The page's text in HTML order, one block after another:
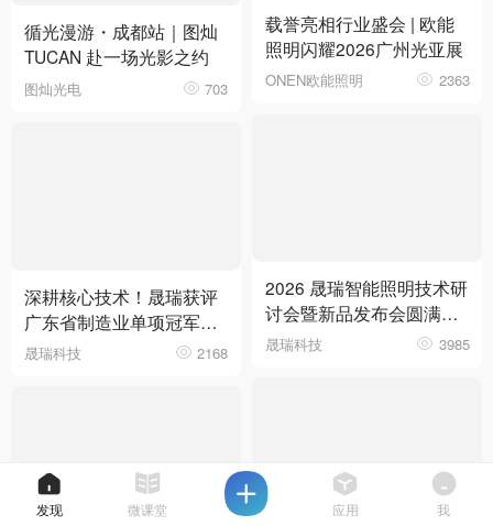
循光漫游・成都站｜图灿
TUCAN 赴一场光影之约
图灿光电 703
深耕核心技术！晟瑞获评
广东省制造业单项冠军企
业
晟瑞科技 2168
载誉亮相行业盛会 | 欧能
照明闪耀2026广州光亚展
ONEN欧能照明 2363
2026 晟瑞智能照明技术研
讨会暨新品发布会圆满落
幕
晟瑞科技 3985
发现 微课堂 应用 我